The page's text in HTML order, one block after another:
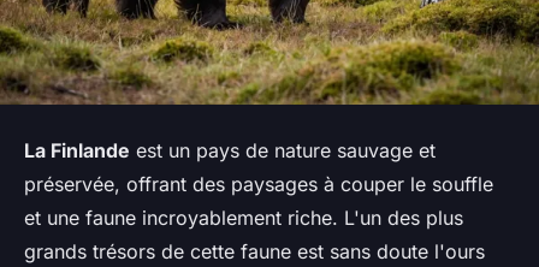
La Finlande est un pays de nature sauvage et
préservée, offrant des paysages à couper le souffle
et une faune incroyablement riche. L'un des plus
grands trésors de cette faune est sans doute l'ours